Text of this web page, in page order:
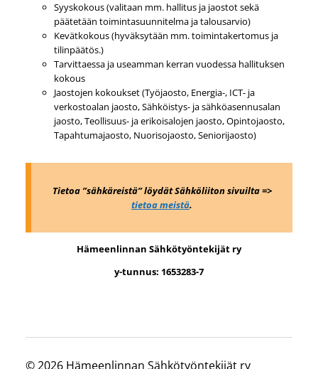
Syyskokous (valitaan mm. hallitus ja jaostot sekä
päätetään toimintasuunnitelma ja talousarvio)
Kevätkokous (hyväksytään mm. toimintakertomus ja
tilinpäätös.)
Tarvittaessa ja useamman kerran vuodessa hallituksen
kokous
Jaostojen kokoukset (Työjaosto, Energia-, ICT- ja
verkostoalan jaosto, Sähköistys- ja sähköasennusalan
jaosto, Teollisuus- ja erikoisalojen jaosto, Opintojaosto,
Tapahtumajaosto, Nuorisojaosto, Seniorijaosto)
Tietoa ”sähkäreistä” löydät Sähköliiton sivuilta =>
tietoa meistä.
Hämeenlinnan Sähkötyöntekijät ry
y-tunnus: 1653283-7
© 2026 Hämeenlinnan Sähkötyöntekijät ry